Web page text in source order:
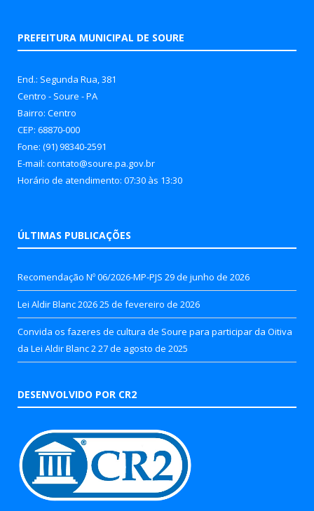
PREFEITURA MUNICIPAL DE SOURE
End.: Segunda Rua, 381
Centro - Soure - PA
Bairro: Centro
CEP: 68870-000
Fone: (91) 98340-2591
E-mail: contato@soure.pa.gov.br
Horário de atendimento: 07:30 às 13:30
ÚLTIMAS PUBLICAÇÕES
Recomendação Nº 06/2026-MP-PJS 29 de junho de 2026
Lei Aldir Blanc 202625 de fevereiro de 2026
Convida os fazeres de cultura de Soure para participar da Oitiva
da Lei Aldir Blanc 2 27 de agosto de 2025
DESENVOLVIDO POR CR2